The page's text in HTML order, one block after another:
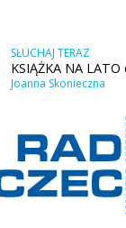
SŁUCHAJ TERAZ
KSIĄŻKA NA
Joanna Skonieczna